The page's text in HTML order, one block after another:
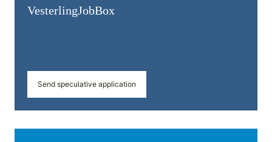
Vesterling­JobBox
Send speculative application